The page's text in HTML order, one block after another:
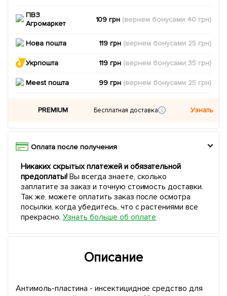
ПВЗ
Агромаркет
109 грн (вернем бонусами 40 грн)
Нова пошта 119 грн (вернем бонусами 25 грн)
Укрпошта 119 грн (вернем бонусами35 грн)
Meest пошта 99 грн (вернем бонусами 25 грн)
PREMIUM Бесплатная доставка Узнать
Оплата после получения
Никаких скрытых платежей и обязательной
предоплаты!Вы всегда знаете, сколько
заплатите за заказ и точную стоимость доставки.
Так же, можете оплатить заказ после осмотра
посылки, когда убедитесь, что с растениями все
прекрасно. Узнать больше об оплате
Описание
Антимоль-пластина - инсектицидное средство для